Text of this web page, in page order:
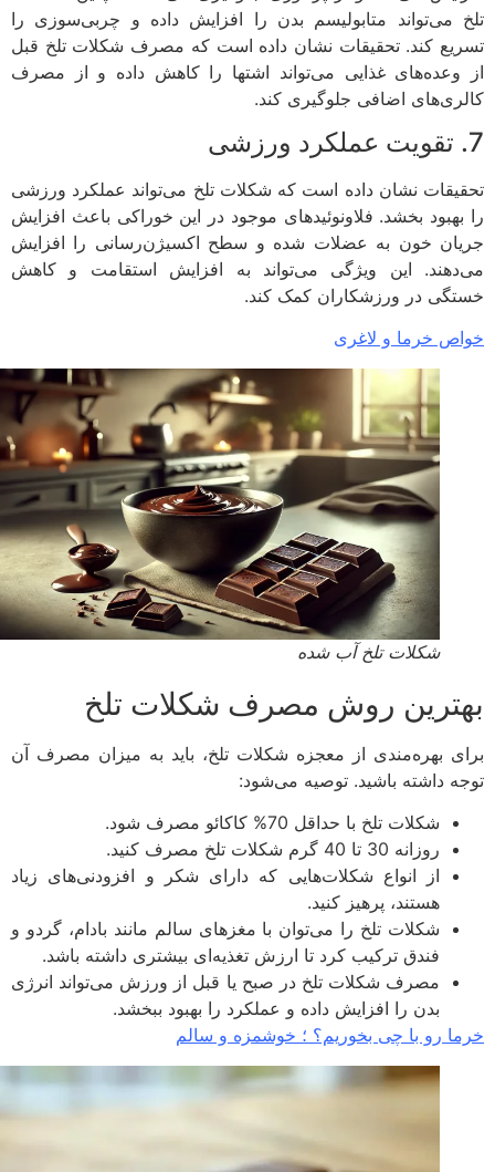
می‌تواند متابولیسم بدن را افزایش داده و چربی‌سوزی را
کند. تحقیقات نشان داده است که مصرف شکلات تلخ قبل
غذایی می‌تواند اشتها را کاهش داده و از مصرف
اضافی جلوگیری کند.
نشان داده است که شکلات تلخ می‌تواند عملکرد ورزشی
بخشد. فلاونوئیدهای موجود در این خوراکی باعث افزایش
خون به عضلات شده و سطح اکسیژن‌رسانی را افزایش
این ویژگی می‌تواند به افزایش استقامت و کاهش
در ورزشکاران کمک کند.
خرما و لاغری
شکلات تلخ آب شده
روش مصرف شکلات تلخ
بهره‌مندی از معجزه شکلات تلخ، باید به میزان مصرف آن
داشته باشید. توصیه می‌شود:
شکلات تلخ با حداقل 70% کاکائو مصرف شود.
روزانه 30 تا 40 گرم شکلات تلخ مصرف کنید.
از انواع شکلات‌هایی که دارای شکر و افزودنی‌های زیاد
هستند، پرهیز کنید.
شکلات تلخ را می‌توان با مغزهای سالم مانند بادام، گردو و
فندق ترکیب کرد تا ارزش تغذیه‌ای بیشتری داشته باشد.
مصرف شکلات تلخ در صبح یا قبل از ورزش می‌تواند انرژی
بدن را افزایش داده و عملکرد را بهبود ببخشد.
رو با چی بخوریم؟ ؛ خوشمزه و سالم